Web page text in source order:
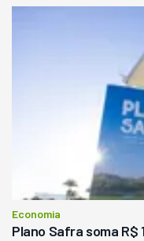
Economia
Plano Safra soma R$